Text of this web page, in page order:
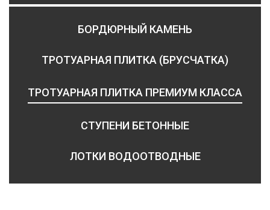
БОРДЮРНЫЙ КАМЕНЬ
ТРОТУАРНАЯ ПЛИТКА (БРУСЧАТКА)
ТРОТУАРНАЯ ПЛИТКА ПРЕМИУМ КЛАССА
СТУПЕНИ БЕТОННЫЕ
ЛОТКИ ВОДООТВОДНЫЕ